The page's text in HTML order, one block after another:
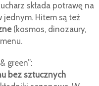
składa potrawę na
jednym. Hitem są też
(kosmos, dinozaury,
green”:
bez sztucznych